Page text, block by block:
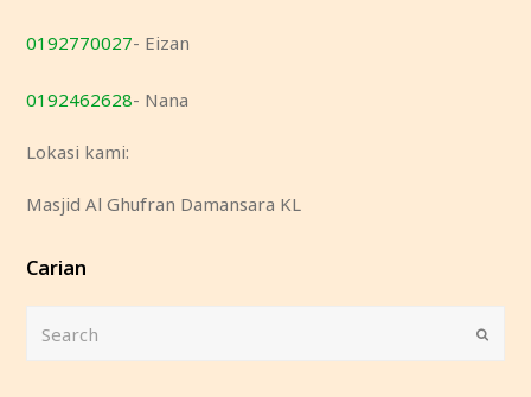
0192770027- Eizan
0192462628- Nana
Lokasi kami:
Masjid Al Ghufran Damansara KL
Carian